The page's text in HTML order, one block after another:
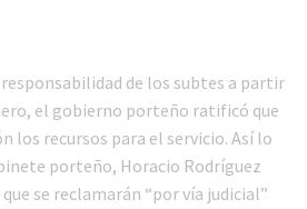
de los subtes a partir
el gobierno porteño ratificó que
los recursos para el servicio. Así lo
porteño, Horacio Rodríguez
se reclamarán “por vía judicial”